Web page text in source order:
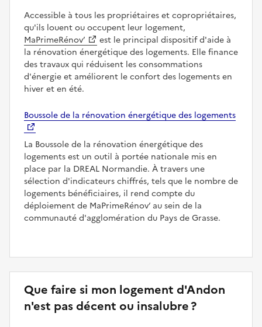
Accessible à tous les propriétaires et copropriétaires,
qu'ils louent ou occupent leur logement,
MaPrimeRénov’
est le principal dispositif d'aide à
la rénovation énergétique des logements. Elle finance
des travaux qui réduisent les consommations
d'énergie et améliorent le confort des logements en
hiver et en été.
Boussole de la rénovation énergétique des logements
La Boussole de la rénovation énergétique des
logements est un outil à portée nationale mis en
place par la DREAL Normandie. À travers une
sélection d'indicateurs chiffrés, tels que le nombre de
logements bénéficiaires, il rend compte du
déploiement de MaPrimeRénov’ au sein de la
communauté d'agglomération du Pays de Grasse.
Que faire si mon logement d'Andon
n'est pas décent ou insalubre ?